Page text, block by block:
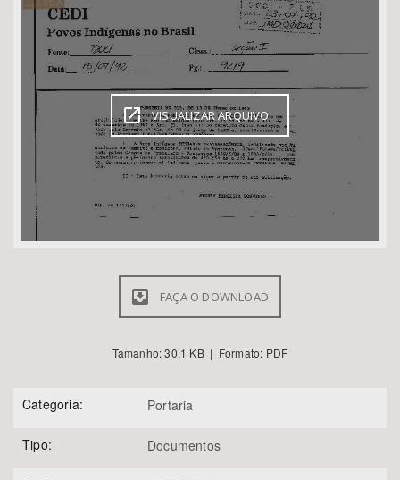
Subtema
Área de Levantamento
Área Protegida
VISUALIZAR ARQUIVO
FAÇA O DOWNLOAD
Tamanho: 30.1 KB | Formato: PDF
Categoria: Portaria
Tipo: Documentos